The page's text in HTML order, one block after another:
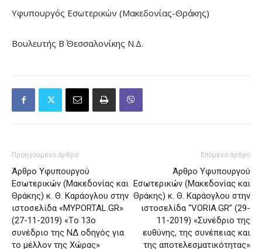
Υφυπουργός Εσωτερικών (Μακεδονίας-Θράκης)
Βουλευτής Β΄ Θεσσαλονίκης Ν.Δ.
Προηγούμενο άρθρο
Άρθρο Υφυπουργού
Εσωτερικών (Μακεδονίας και
Θράκης) κ. Θ. Καράογλου στην
ιστοσελίδα «MYPORTAL.GR»
(27-11-2019) «Tο 13ο
συνέδριο της ΝΔ οδηγός για
το μέλλον της Χώρας»
Επόμενο άρθρο
Άρθρο Υφυπουργού
Εσωτερικών (Μακεδονίας και
Θράκης) κ. Θ. Καράογλου στην
ιστοσελίδα “VORIA.GR” (29-
11-2019) «Συνέδριο της
ευθύνης, της συνέπειας και
της αποτελεσματικότητας»